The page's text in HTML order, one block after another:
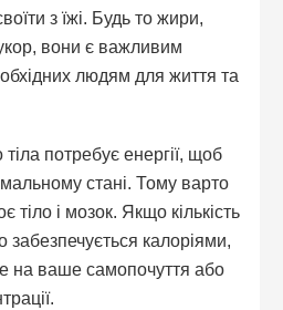
з їжі. Будь то жири,
вони є важливим
людям для життя та
потребує енергії, щоб
стані. Тому варто
тіло і мозок. Якщо кількість
калоріями,
на ваше самопочуття або